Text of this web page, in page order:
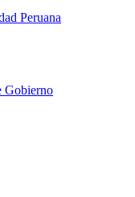
Peruana
Gobierno